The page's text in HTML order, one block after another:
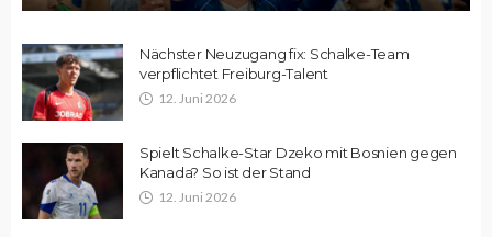
Nächster Neuzugang fix: Schalke-Team
verpflichtet Freiburg-Talent
12. Juni 2026
Spielt Schalke-Star Dzeko mit Bosnien gegen
Kanada? So ist der Stand
12. Juni 2026